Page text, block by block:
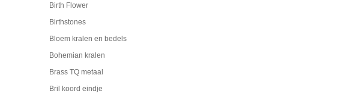
Birth Flower
Birthstones
Bloem kralen en bedels
Bohemian kralen
Brass TQ metaal
Bril koord eindje